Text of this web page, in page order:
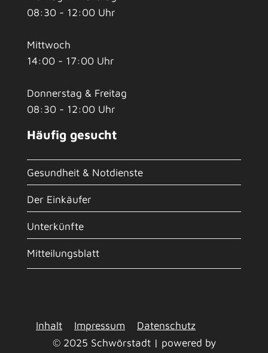
08:30 - 12:00 Uhr
Mittwoch
14:00 - 17:00 Uhr
Donnerstag & Freitag
08:30 - 12:00 Uhr
Häufig gesucht
Gesundheit & Notdienste
Der Einkäufer
Unterkünfte
Mitteilungsblatt
Inhalt Impressum
Datenschutz
© 2025 Schwörstadt | powered by